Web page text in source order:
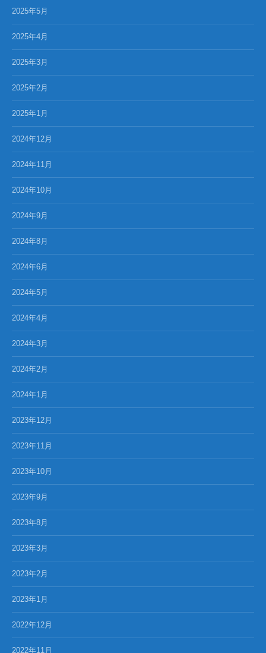
2025年5月
2025年4月
2025年3月
2025年2月
2025年1月
2024年12月
2024年11月
2024年10月
2024年9月
2024年8月
2024年6月
2024年5月
2024年4月
2024年3月
2024年2月
2024年1月
2023年12月
2023年11月
2023年10月
2023年9月
2023年8月
2023年3月
2023年2月
2023年1月
2022年12月
2022年11月